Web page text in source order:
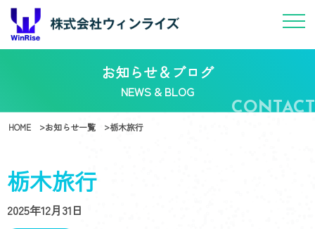
お知らせ＆ブログ
NEWS & BLOG
HOME お知らせ一覧 栃木旅行
栃木旅行
2025年12月31日